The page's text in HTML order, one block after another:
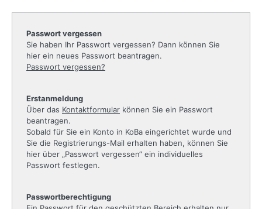
Passwort vergessen
Sie haben Ihr Passwort vergessen? Dann können Sie
hier ein neues Passwort beantragen.
Passwort vergessen?
Erstanmeldung
Über das Kontaktformular können Sie ein Passwort
beantragen.
Sobald für Sie ein Konto in KoBa eingerichtet wurde und
Sie die Registrierungs-Mail erhalten haben, können Sie
hier über „Passwort vergessen“ ein individuelles
Passwort festlegen.
Passwortberechtigung